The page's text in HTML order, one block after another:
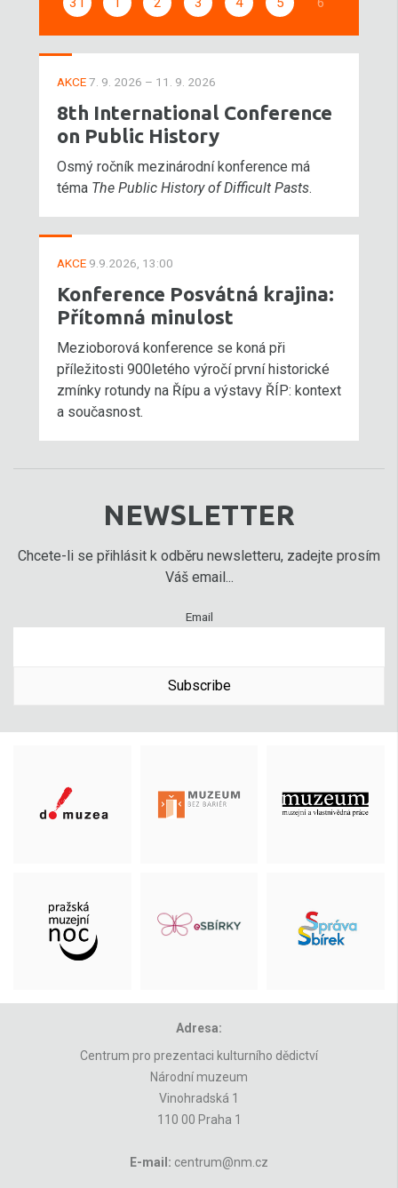
AKCE7. 9. 2026 – 11. 9. 2026
8th International Conference
on Public History
Osmý ročník mezinárodní konference má
téma The Public History of Difficult Pasts.
AKCE 9.9.2026, 13:00
Konference Posvátná krajina:
Přítomná minulost
Mezioborová konference se koná při
příležitosti 900letého výročí první historické
zmínky rotundy na Řípu a výstavy ŘÍP: kontext
a současnost.
NEWSLETTER
Chcete-li se přihlásit k odběru newsletteru, zadejte prosím
Váš email...
Email
Subscribe
Adresa:
Centrum pro prezentaci kulturního dědictví
Národní muzeum
Vinohradská 1
110 00 Praha 1
E-mail: centrum@nm.cz